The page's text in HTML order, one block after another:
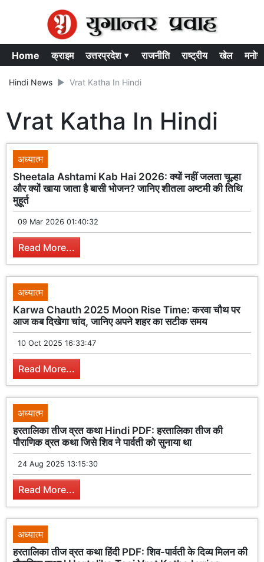
Home क्राइम उत्तरप्रदेश ▾ राजनीति राष्ट्रीय खेल
Hindi News Vrat Katha In Hindi
Vrat Katha In Hindi
अध्यात्म
Sheetala Ashtami Kab Hai 2026: क्यों नहीं जलता चूल्हा
और क्यों खाया जाता है बासी भोजन? जानिए शीतला अष्टमी की तिथि
मुहूर्त
09 Mar 2026 01:40:32
Read More...
अध्यात्म
Karwa Chauth 2025 Moon Rise Time: करवा चौथ पर
आज कब दिखेगा चांद, जानिए अपने शहर का सटीक समय
10 Oct 2025 16:33:47
Read More...
अध्यात्म
हरतालिका तीज व्रत कथा Hindi PDF: हरतालिका तीज की
पौराणिक व्रत कथा जिसे शिव ने पार्वती को सुनाया था
24 Aug 2025 13:15:30
Read More...
अध्यात्म
हरतालिका तीज व्रत कथा हिंदी PDF: शिव-पार्वती के दिव्य मिलन की